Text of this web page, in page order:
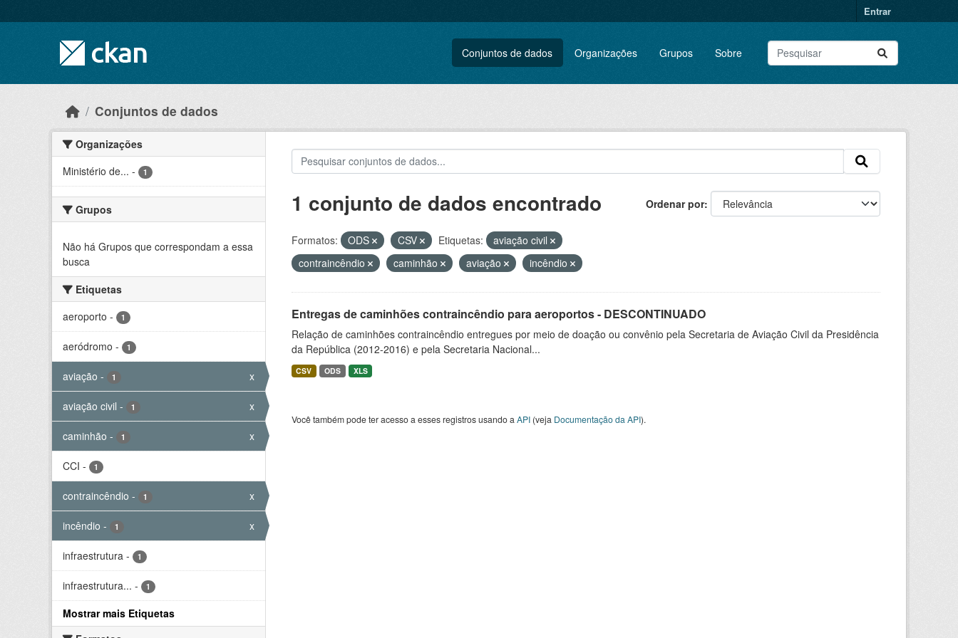
Entrar
Conjuntos de dados Organizações Grupos Sobre
Conjuntos de dados
Organizações
Ministério de... - 1
Grupos
Não há Grupos que correspondam a essa
busca
Etiquetas
aeroporto - 1
aeródromo - 1
aviação - 1 x
aviação civil - 1 x
caminhão - 1 x
CCI - 1
contraincêndio - 1 x
incêndio - 1 x
infraestrutura - 1
infraestrutura... - 1
Mostrar mais Etiquetas
Ordenar por
1 conjunto de dados encontrado
Formatos: ODS CSV Etiquetas:
aviação civil
contraincêndio
caminhão aviação incêndio
Entregas de caminhões contraincêndio para aeroportos - DESCONTINUADO
Relação de caminhões contraincêndio entregues por meio de doação ou convênio pela Secretaria de Aviação Civil da Presidência
da República (2012-2016) e pela Secretaria Nacional...
CSV ODS XLS
Você também pode ter acesso a esses registros usando a API(veja Documentação da API).